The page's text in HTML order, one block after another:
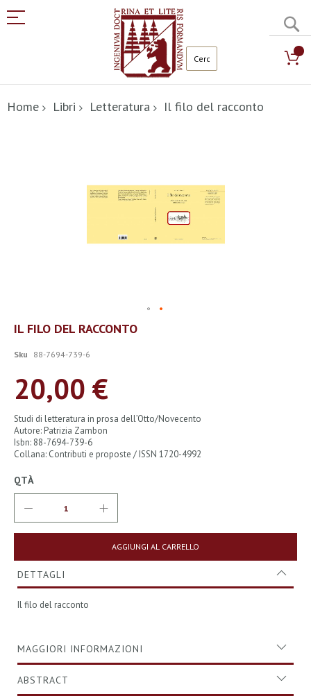
al
contenuto
Home Libri Letteratura Il filo del racconto
Vai
all'inizio
galleria
immagini
IL FILO DEL RACCONTO
Sku 88-7694-739-6
20,00 €
Studi di letteratura in prosa dell’Otto/Novecento
Autore: Patrizia Zambon
Isbn: 88-7694-739-6
Collana: Contributi e proposte / ISSN 1720-4992
QTÀ
AGGIUNGI AL CARRELLO
DETTAGLI
Il filo del racconto
MAGGIORI INFORMAZIONI
ABSTRACT